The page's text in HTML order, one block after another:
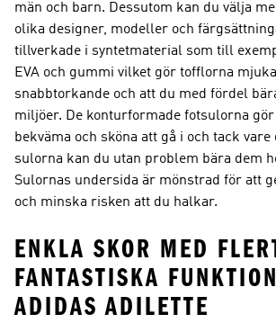
män och barn. Dessutom kan du välja
olika designer, modeller och
tillverkade i syntetmaterial som till
EVA och gummi vilket gör tofflorna
snabbtorkande och att du med fördel
miljöer. De konturformade fotsulorna
bekväma och sköna att gå i och tack
sulorna kan du utan problem bära dem
Sulornas undersida är mönstrad för att
och minska risken att du halkar.
ENKLA SKOR MED
FANTASTISKA
ADIDAS ADILETTE